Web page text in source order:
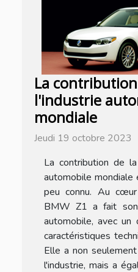
La
l'industrie
mondiale
Jeudi 19 octobre 2023
La contribution de
automobile
peu connu. Au
BMW Z1 a fait
automobile, avec
caractéristiques
Elle a non
l'industrie, mais a